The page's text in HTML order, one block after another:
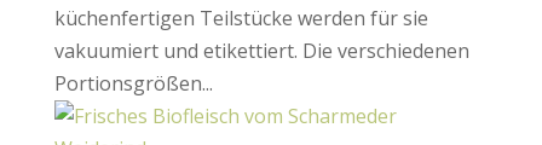
küchenfertigen Teilstücke werden für sie
vakuumiert und etikettiert. Die verschiedenen
Portionsgrößen...